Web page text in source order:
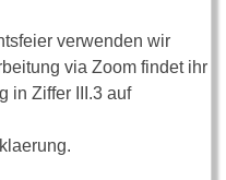
verwenden wir
via Zoom findet ihr
in Ziffer III.3 auf